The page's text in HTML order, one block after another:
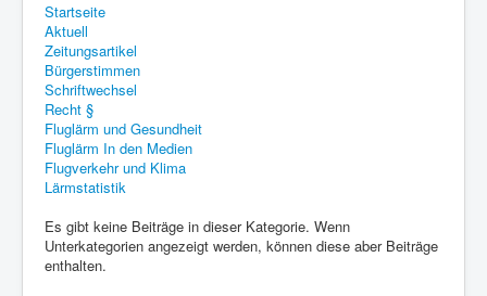
Startseite
Aktuell
Zeitungsartikel
Bürgerstimmen
Schriftwechsel
Recht §
Fluglärm und Gesundheit
Fluglärm In den Medien
Flugverkehr und Klima
Lärmstatistik
Es gibt keine Beiträge in dieser Kategorie. Wenn
Unterkategorien angezeigt werden, können diese aber Beiträge
enthalten.